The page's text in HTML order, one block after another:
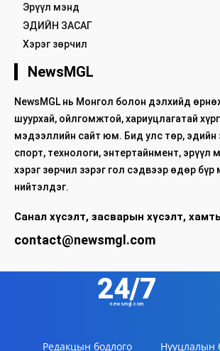
Эрүүл мэнд
ЭДИЙН ЗАСАГ
Хэрэг зөрчил
NewsMGL
NewsMGL нь Монгол болон дэлхийд
шуурхай, ойлгомжтой, хариуцлагатай
мэдээллийн сайт юм. Бид улс төр, эдийн
спорт, технологи, энтертайнмент, эрүүл
хэрэг зөрчил зэрэг гол сэдвээр өдөр
нийтэлдэг.
Санал хүсэлт, засварын хүсэлт,
contact@newsmgl.com
24/7
newsmgl.com
Редакцын бодлого Нууцлалын